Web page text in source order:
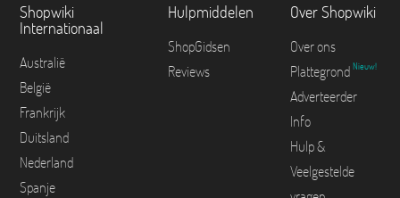
Shopwiki
Internationaal
Australië
België
Frankrijk
Duitsland
Nederland
Spanje
Hulpmiddelen
ShopGidsen
Reviews
Over Shopwiki
Over ons
Plattegrond Nieuw!
Adverteerder
Info
Hulp &
Veelgestelde